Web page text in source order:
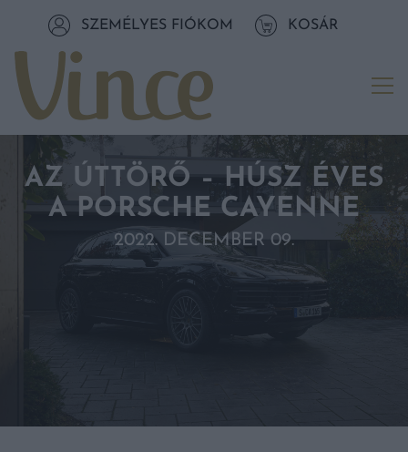
Tovább a tartalomhozSZEMÉLYES FIÓKOM KOSÁR
AZ ÚTTÖRŐ – HÚSZ ÉVES
A PORSCHE CAYENNE
2022. DECEMBER 09.